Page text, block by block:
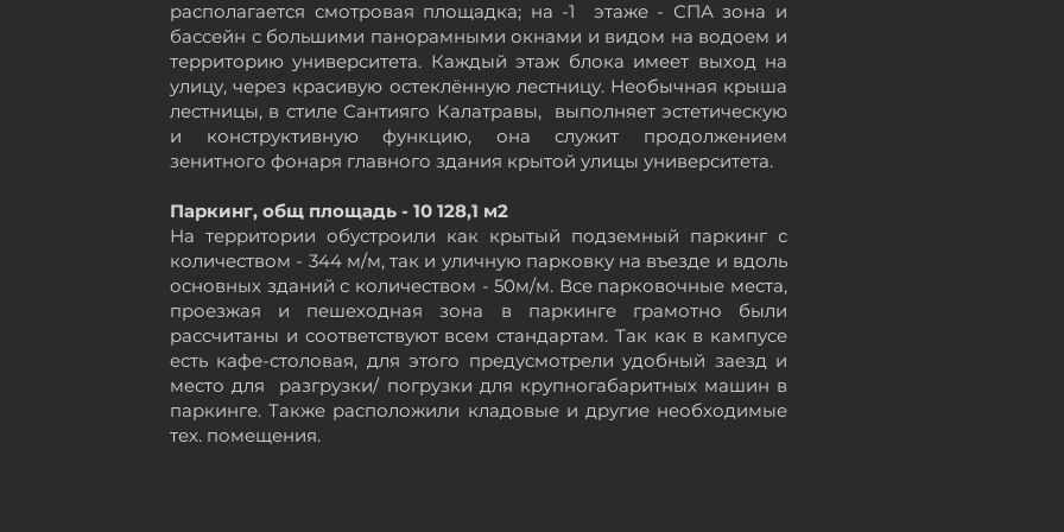
располагается смотровая площадка; на -1 этаже - СПА зона и
бассейн с большими панорамными окнами и видом на водоем и
территорию университета. Каждый этаж блока имеет выход на
улицу, через красивую остеклённуюлестницу. Необычная крыша
лестницы, в стиле Сантияго Калатравы, выполняет эстетическую
и конструктивную функцию, она служит продолжением
зенитного фонаря главного здания крытой улицы университета.
Паркинг, общ площадь - 10 128,1 м2
На территории обустроили как крытый подземный паркинг с
количеством - 344 м/м, так и уличную парковку на въезде и вдоль
основных зданий с количеством - 50м/м. Все парковочные места,
проезжая и пешеходная зона в паркинге грамотно были
рассчитаны и соответствуют всем стандартам. Так как в кампусе
есть кафе-столовая, для этого предусмотрели удобный заезд и
место для разгрузки/ погрузки для крупногабаритных машин в
паркинге. Также расположили кладовые и другие необходимые
тех. помещения.